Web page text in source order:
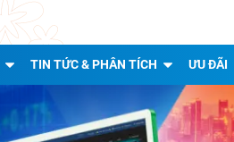
TIN TỨC & PHÂN TÍCH ƯU ĐÃI